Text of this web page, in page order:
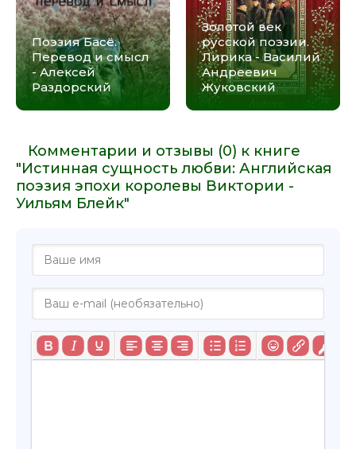
Поэзия Басё.
Перевод и смысл
- Алексей
Раздорский
Золотой век
русской поэзии.
Лирика - Василий
Андреевич
Жуковский
Комментарии и отзывы (0) к книге
"Истинная сущность любви: Английская
поэзия эпохи королевы Виктории -
Уильям Блейк"